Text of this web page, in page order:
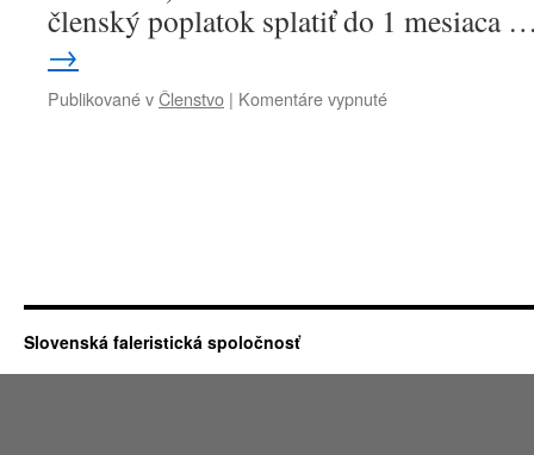
členský poplatok splatiť do 1 mesiaca
→
Publikované vČlenstvo | Komentáre vypnuté
Slovenská faleristická spoločnosť